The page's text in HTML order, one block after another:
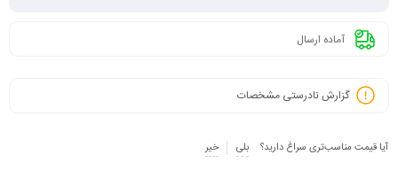
آماده ارسال
گزارش نادرستی مشخصات
آیا قیمت مناسب‌تری سراغ دارید؟ بلی خیر